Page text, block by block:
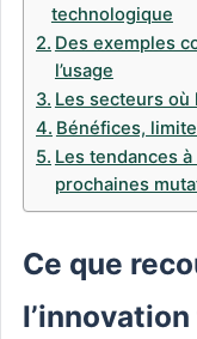
technologique
Des exemples
l’usage
Les secteurs où
Bénéfices,
Les tendances
prochaines
Ce que